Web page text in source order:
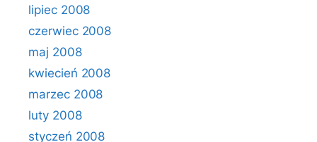
lipiec 2008
czerwiec 2008
maj 2008
kwiecień 2008
marzec 2008
luty 2008
styczeń 2008